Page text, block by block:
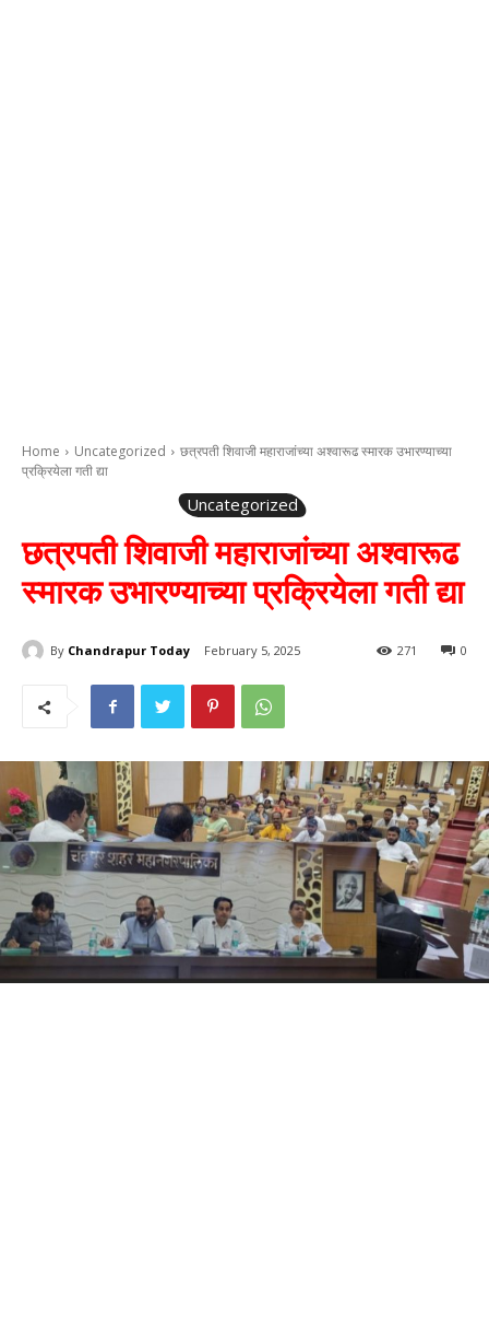
Home Uncategorized
छत्रपती शिवाजी महाराजांच्या अश्वारूढ स्मारक उभारण्याच्या
प्रक्रियेला गती द्या
Uncategorized
छत्रपती शिवाजी महाराजांच्या अश्वारूढ
स्मारक उभारण्याच्या प्रक्रियेला गती द्या
By Chandrapur Today February 5, 2025 0
271